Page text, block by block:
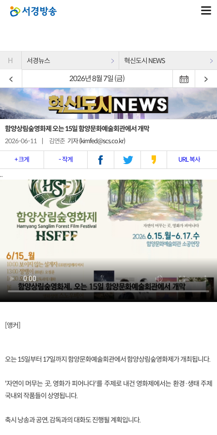
H 서경뉴스 혁신도시 NEWS
2026년 8월 7일 (금)
함양상림숲영화제 오는 15일 함양문화예술회관에서 개막
2026-06-11 김연준 기자 (kimfed@scs.co.kr)
+ 크게 - 작게 URL 복사
..
[앵커]
오는 15일부터 17일까지 함양문화예술회관에서 함양상림숲영화제가 개최됩니다.
'자연이 머무는 곳, 영화가 피어나다'를 주제로 내건 영화제에서는 환경·생태 주제
국내외 작품들이 상영됩니다.
축시 낭송과 공연, 감독과의 대화도 진행될 계획입니다.